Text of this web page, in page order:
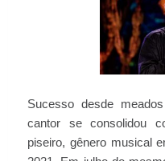
Sucesso desde
cantor se consolidou
piseiro, gênero musical